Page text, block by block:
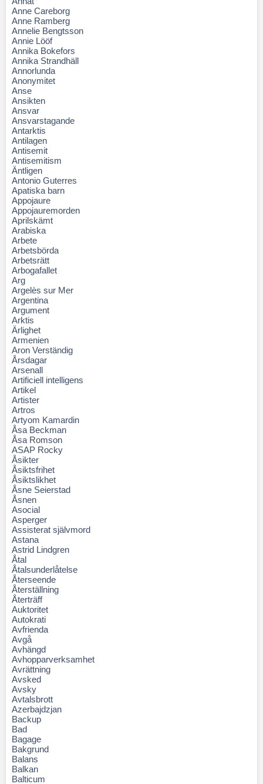
Anne Careborg
Anne Ramberg
Annelie Bengtsson
Annie Lööf
Annika Bokefors
Annika Strandhäll
Annorlunda
Anonymitet
Anse
Ansikten
Ansvar
Ansvarstagande
Antarktis
Antilagen
Antisemit
Antisemitism
Äntligen
Antonio Guterres
Apatiska barn
Appojaure
Appojauremorden
Aprilskämt
Arabiska
Arbete
Arbetsbörda
Arbetsrätt
Arbogafallet
Arg
Argelès sur Mer
Argentina
Argument
Arktis
Ärlighet
Armenien
Aron Verständig
Årsdagar
Arsenall
Artificiell intelligens
Artikel
Artister
Artros
Artyom Kamardin
Åsa Beckman
Åsa Romson
ASAP Rocky
Åsikter
Åsiktsfrihet
Åsiktslikhet
Åsne Seierstad
Åsnen
Asocial
Asperger
Assisterat självmord
Astana
Astrid Lindgren
Åtal
Åtalsunderlåtelse
Återseende
Återställning
Återträff
Auktoritet
Autokrati
Avfrienda
Avgå
Avhängd
Avhopparverksamhet
Avrättning
Avsked
Avsky
Avtalsbrott
Azerbajdzjan
Backup
Bad
Bagage
Bakgrund
Balans
Balkan
Balticum